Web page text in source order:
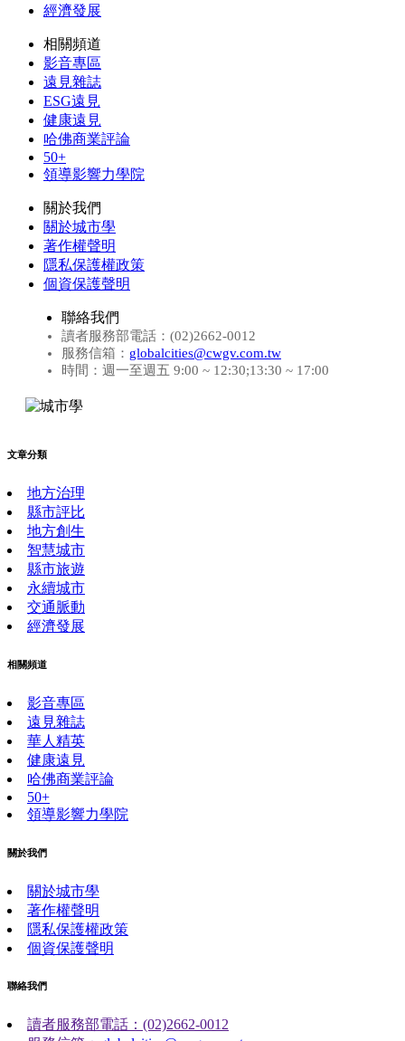
經濟發展
相關頻道
影音專區
遠見雜誌
ESG遠見
健康遠見
哈佛商業評論
50+
領導影響力學院
關於我們
關於城市學
著作權聲明
隱私保護權政策
個資保護聲明
聯絡我們
讀者服務部電話：(02)2662-0012
服務信箱： globalcities@cwgv.com.tw
時間：週一至週五 9:00 ~ 12:30;13:30 ~ 17:00
文章分類
地方治理
縣市評比
地方創生
智慧城市
縣市旅遊
永續城市
交通脈動
經濟發展
相關頻道
影音專區
遠見雜誌
華人精英
健康遠見
哈佛商業評論
50+
領導影響力學院
關於我們
關於城市學
著作權聲明
隱私保護權政策
個資保護聲明
聯絡我們
讀者服務部電話：(02)2662-0012